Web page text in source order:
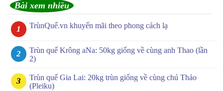
Bài xem nhiều
TrùnQuế.vn khuyến mãi theo phong cách lạ
Trùn quế Krông aNa: 50kg giống về cùng anh Thao (lần
2)
Trùn quế Gia Lai: 20kg trùn giống về cùng chú Thảo
(Pleiku)